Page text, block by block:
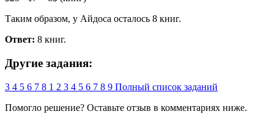
Таким образом, у Айдоса осталось 8 книг.
Ответ: 8 книг.
Другие задания:
3 4 5 6 7 8 1 2 3 4 5 6 7 8 9 Полный список заданий
Помогло решение? Оставьте отзыв в комментариях ниже.